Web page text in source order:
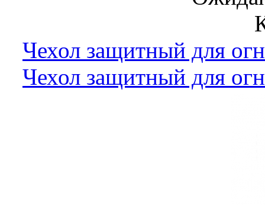
Чехол защитный для
Чехол защитный для